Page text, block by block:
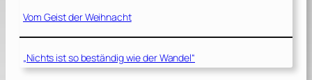
Vom Geist der Weihnacht
„Nichts ist so beständig wie der Wandel“